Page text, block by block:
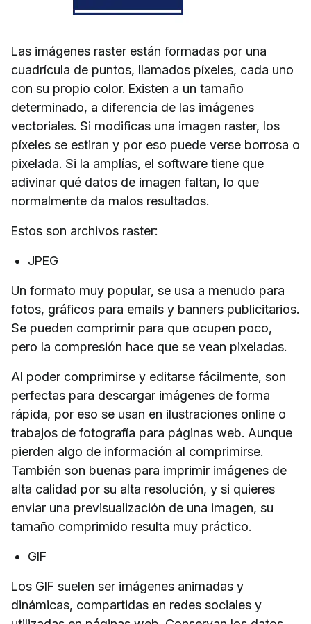
Las imágenes raster están formadas por una
cuadrícula de puntos, llamados píxeles, cada uno
con su propio color. Existen a un tamaño
determinado, a diferencia de las imágenes
vectoriales. Si modificas una imagen raster, los
píxeles se estiran y por eso puede verse borrosa o
pixelada. Si la amplías, el software tiene que
adivinar qué datos de imagen faltan, lo que
normalmente da malos resultados.
Estos son archivos raster:
JPEG
Un formato muy popular, se usa a menudo para
fotos, gráficos para emails y banners publicitarios.
Se pueden comprimir para que ocupen poco,
pero la compresión hace que se vean pixeladas.
Al poder comprimirse y editarse fácilmente, son
perfectas para descargar imágenes de forma
rápida, por eso se usan en ilustraciones online o
trabajos de fotografía para páginas web. Aunque
pierden algo de información al comprimirse.
También son buenas para imprimir imágenes de
alta calidad por su alta resolución, y si quieres
enviar una previsualización de una imagen, su
tamaño comprimido resulta muy práctico.
GIF
Los GIF suelen ser imágenes animadas y
dinámicas, compartidas en redes sociales y